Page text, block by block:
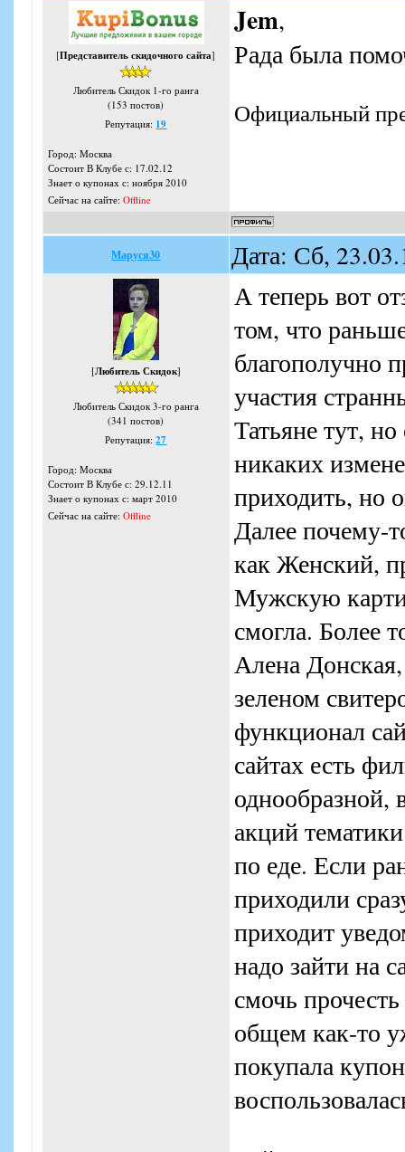
[Представитель скидочного сайта]
Любитель Скидок 1-го ранга
(153 постов)
Репутация: 19
Город: Москва
Состоит В Клубе с: 17.02.12
Знает о купонах с: ноября 2010
Сейчас на сайте: Offline
Jem,
Рада была
Официальный
Маруся30 Дата: Сб,
[Любитель Скидок]
Любитель Скидок 3-го ранга
(341 постов)
Репутация:27
Город: Москва
Состоит В Клубе с: 29.12.11
Знает о купонах с: март 2010
Сейчас на сайте: Offline
А теперь вот
том, что
благополучно
участия
Татьяне тут,
никаких
приходить, но
Далее почему-
как Женский,
Мужскую
смогла. Более
Алена
зеленом
функционал
сайтах есть
однообразной,
акций
по еде. Если
приходили
приходит
надо зайти на
смочь
общем как-то
покупала